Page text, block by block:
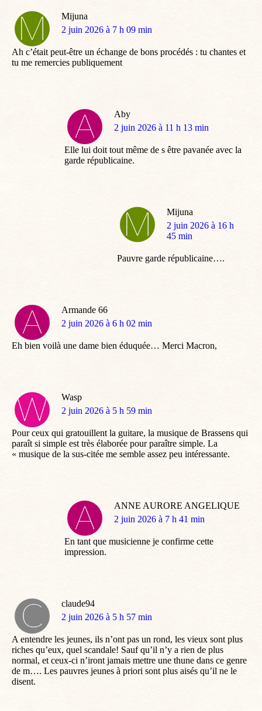
Mijuna
dit
2 juin 2026 à 7 h 09 min
Ah c’était peut-être un échange de bons procédés : tu chantes et
tu me remercies publiquement
Aby
dit
2 juin 2026 à 11 h 13 min
Elle lui doit tout même de s être pavanée avec la
garde républicaine.
Mijuna
dit
:
2 juin 2026 à 16 h
45 min
Pauvre garde républicaine….
Armande 66
dit
2 juin 2026 à 6 h 02 min
Eh bien voilà une dame bien éduquée… Merci Macron,
Wasp
dit
2 juin 2026 à 5 h 59 min
Pour ceux qui gratouillent la guitare, la musique de Brassens qui
paraît si simple est très élaborée pour paraître simple. La
« musique de la sus-citée me semble assez peu intéressante.
ANNE AURORE ANGELIQUE
dit
2 juin 2026 à 7 h 41 min
En tant que musicienne je confirme cette
impression.
claude94
dit
2 juin 2026 à 5 h 57 min
A entendre les jeunes, ils n’ont pas un rond, les vieux sont plus
riches qu’eux, quel scandale! Sauf qu’il n’y a rien de plus
normal, et ceux-ci n’iront jamais mettre une thune dans ce genre
de m…. Les pauvres jeunes à priori sont plus aisés qu’il ne le
disent.